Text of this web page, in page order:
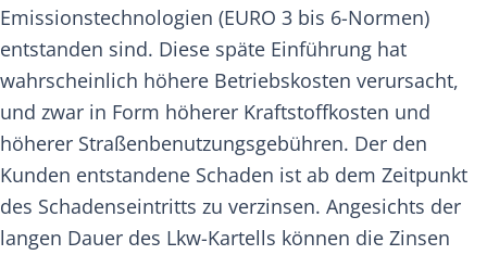
Emissionstechnologien (EURO 3 bis 6-Normen)
entstanden sind. Diese späte Einführung hat
wahrscheinlich höhere Betriebskosten verursacht,
und zwar in Form höherer Kraftstoffkosten und
höherer Straßenbenutzungsgebühren. Der den
Kunden entstandene Schaden ist ab dem Zeitpunkt
des Schadenseintritts zu verzinsen. Angesichts der
langen Dauer des Lkw-Kartells können die Zinsen